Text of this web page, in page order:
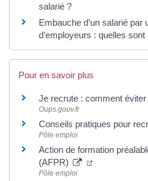
salarié ?
Embauche d’un salarié par
d’employeurs : quelles
Pour en savoir plus
Je recrute : comment
Oups.gouv.fr
Conseils pratiques pour
Pôle emploi
Action de formation
(AFPR)
(ouverture
Pôle emploi